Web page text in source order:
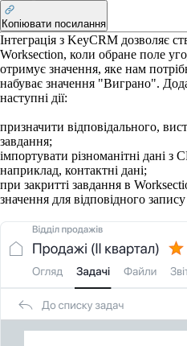
Копіювати посилання
Інтеграція з KeyCRM дозволяє
Worksection, коли обране поле
отримує значення, яке нам
набуває значення "Виграно".
наступні дії:
призначити відповідального,
завдання;
імпортувати різноманітні дані з
наприклад, контактні дані;
при закритті завдання в
значення для відповідного